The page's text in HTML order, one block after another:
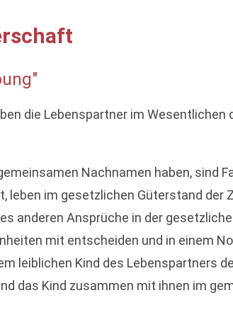
die Lebenspartner im
Nachnamen haben, sind
leben im gesetzlichen Güterstand
anderen Ansprüche in der
mit entscheiden und in einem
leiblichen Kind des Lebenspartners
das Kind zusammen mit ihnen im